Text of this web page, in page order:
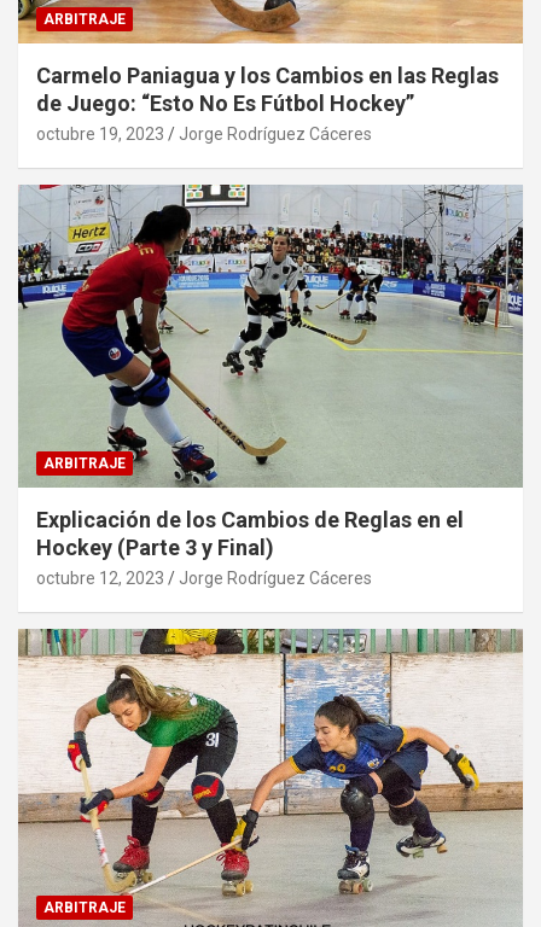
ARBITRAJE
Carmelo Paniagua y los Cambios en las Reglas
de Juego: “Esto No Es Fútbol Hockey”
octubre 19, 2023 Jorge Rodríguez Cáceres
ARBITRAJE
Explicación de los Cambios de Reglas en el
Hockey (Parte 3 y Final)
octubre 12, 2023 Jorge Rodríguez Cáceres
ARBITRAJE